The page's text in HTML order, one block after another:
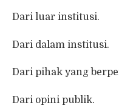
Dari luar institusi.
Dari dalam institusi.
Dari pihak yang
Dari opini publik.